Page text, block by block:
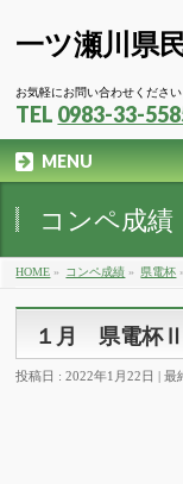
一ツ瀬川県
お気軽にお問い合わせください
TEL 0983-33-
MENU
コンペ成績
HOME » コンペ成績 » 県電杯
１月 県電杯Ⅱ
投稿日 : 2022年1月22日 最